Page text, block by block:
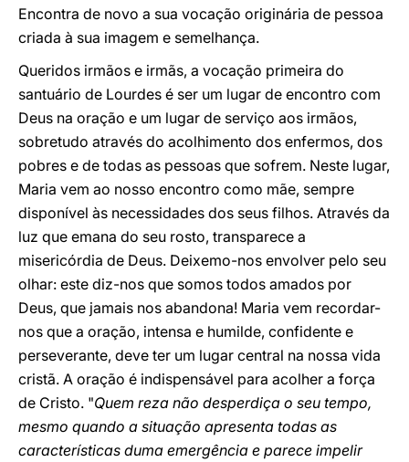
Encontra de novo a sua vocação originária de pessoa
criada à sua imagem e semelhança.
Queridos irmãos e irmãs, a vocação primeira do
santuário de Lourdes é ser um lugar de encontro com
Deus na oração e um lugar de serviço aos irmãos,
sobretudo através do acolhimento dos enfermos, dos
pobres e de todas as pessoas que sofrem. Neste lugar,
Maria vem ao nosso encontro como mãe, sempre
disponível às necessidades dos seus filhos. Através da
luz que emana do seu rosto, transparece a
misericórdia de Deus. Deixemo-nos envolver pelo seu
olhar: este diz-nos que somos todos amados por
Deus, que jamais nos abandona! Maria vem recordar-
nos que a oração, intensa e humilde, confidente e
perseverante, deve ter um lugar central na nossa vida
cristã. A oração é indispensável para acolher a força
de Cristo. "Quem reza não desperdiça o seu tempo,
mesmo quando a situação apresenta todas as
características duma emergência e parece impelir